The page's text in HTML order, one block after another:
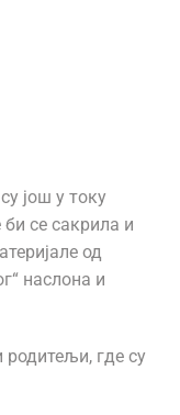
још у току
се сакрила и
од
наслона и
родитељи, где су